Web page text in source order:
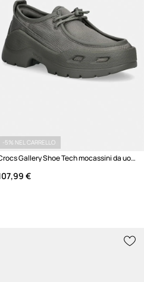
-5% NEL CARRELLO
Crocs Gallery Shoe Tech mocassini da uomo
€